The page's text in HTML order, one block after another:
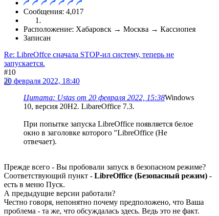
Сообщения: 4,017
Расположение: Хабаровск → Москва → Кассиопея
Записан
Re: LibreOffce сначала STOP-ил систему, теперь не
запускается.
#10
20 февраля 2022, 18:40
Цитата: Ustas от 20 февраля 2022, 15:38Windows
10, версия 20H2. LibareOffice 7.3.
При попытке запуска LibreOffice появляется белое
окно в заголовке которого "LibreOffice (Не
отвечает).
Прежде всего - Вы пробовали запуск в безопасном режиме?
Соответствующий пункт - LibreOffice (Безопасный режим) -
есть в меню Пуск.
А предыдущие версии работали?
Честно говоря, непонятно почему предположено, что Ваша
проблема - та же, что обсуждалась здесь. Ведь это не факт.